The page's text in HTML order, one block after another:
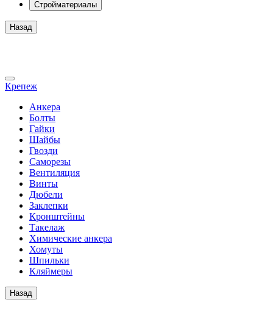
Стройматериалы
Назад
Крепеж
Анкера
Болты
Гайки
Шайбы
Гвозди
Саморезы
Вентиляция
Винты
Дюбели
Заклепки
Кронштейны
Такелаж
Химические анкера
Хомуты
Шпильки
Кляймеры
Назад